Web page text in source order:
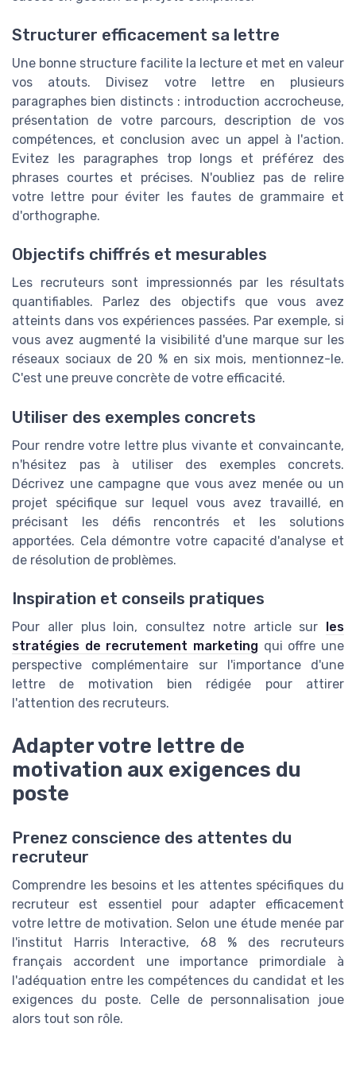
Structurer efficacement sa lettre
Une bonne structure facilite la lecture et met en valeur
vos atouts. Divisez votre lettre en plusieurs
paragraphes bien distincts : introduction accrocheuse,
présentation de votre parcours, description de vos
compétences, et conclusion avec un appel à l'action.
Evitez les paragraphes trop longs et préférez des
phrases courtes et précises. N'oubliez pas de relire
votre lettre pour éviter les fautes de grammaire et
d'orthographe.
Objectifs chiffrés et mesurables
Les recruteurs sont impressionnés par les résultats
quantifiables. Parlez des objectifs que vous avez
atteints dans vos expériences passées. Par exemple, si
vous avez augmenté la visibilité d'une marque sur les
réseaux sociaux de 20 % en six mois, mentionnez-le.
C'est une preuve concrète de votre efficacité.
Utiliser des exemples concrets
Pour rendre votre lettre plus vivante et convaincante,
n'hésitez pas à utiliser des exemples concrets.
Décrivez une campagne que vous avez menée ou un
projet spécifique sur lequel vous avez travaillé, en
précisant les défis rencontrés et les solutions
apportées. Cela démontre votre capacité d'analyse et
de résolution de problèmes.
Inspiration et conseils pratiques
Pour aller plus loin, consultez notre article sur les
stratégies de recrutement marketing qui offre une
perspective complémentaire sur l'importance d'une
lettre de motivation bien rédigée pour attirer
l'attention des recruteurs.
Adapter votre lettre de
motivation aux exigences du
poste
Prenez conscience des attentes du
recruteur
Comprendre les besoins et les attentes spécifiques du
recruteur est essentiel pour adapter efficacement
votre lettre de motivation. Selon une étude menée par
l'institut Harris Interactive, 68 % des recruteurs
français accordent une importance primordiale à
l'adéquation entre les compétences du candidat et les
exigences du poste. Celle de personnalisation joue
alors tout son rôle.